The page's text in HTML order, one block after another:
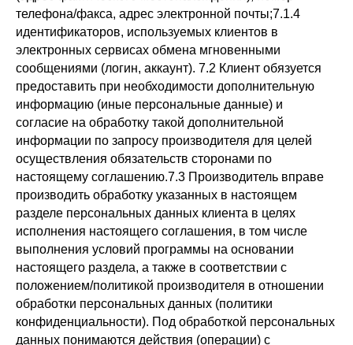
частный веб разработчик